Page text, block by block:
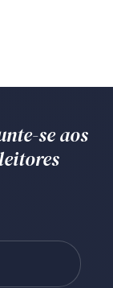
se aos